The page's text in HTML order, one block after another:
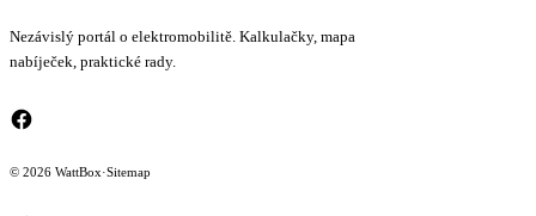
Nezávislý portál o elektromobilitě. Kalkulačky, mapa
nabíječek, praktické rady.
© 2026 WattBox·Sitemap